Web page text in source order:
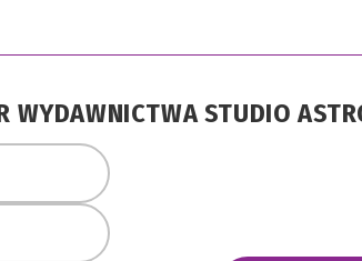
WYDAWNICTWA STUDIO